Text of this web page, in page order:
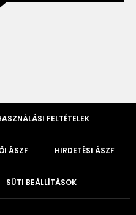
FELTÉTELEK
ÁSZF HIRDETÉSI ÁSZF
SÜTI BEÁLLÍTÁSOK